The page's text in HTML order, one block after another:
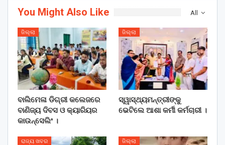
All
You Might Also Like
ଜିଲ୍ଲା
ବାଲିମେଳା ଡିଗ୍ରୀ କଲେଜରେ
ବାଣିଜ୍ୟ ଦିବସ ଓ କ୍ୟାରିୟର
କାଉନ୍ସେଲିଂ ।
ଜିଲ୍ଲା
ସ୍ୱାସ୍ଥ୍ୟମନ୍ତ୍ରୀଙ୍କୁ
ଭେଟିଲେ ଆଶା କର୍ମୀ କର୍ମଚାରୀ ।
ରାଜ୍ୟ ଖବର ଜିଲ୍ଲା